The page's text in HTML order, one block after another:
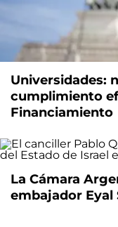
Universidades:
cumplimiento
Financiamiento
La Cámara
embajador Eyal